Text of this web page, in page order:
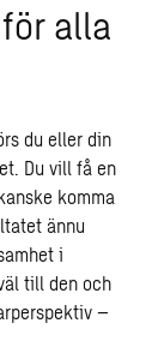
alla
du eller din
Du vill få en
komma
ännu
i
till den och
–